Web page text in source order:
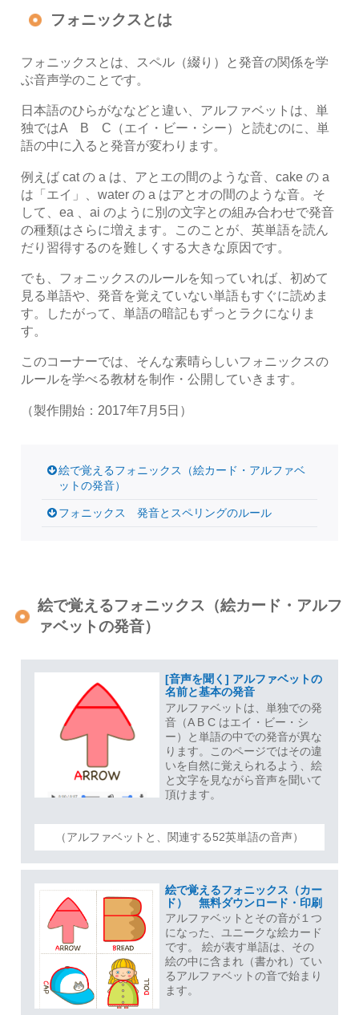
フォニックスとは
フォニックスとは、スペル（綴り）と発音の関係を学
ぶ音声学のことです。
日本語のひらがななどと違い、アルファベットは、単
独ではA B C（エイ・ビー・シー）と読むのに、単
語の中に入ると発音が変わります。
例えば cat の a は、アとエの間のような音、cake の a
は「エイ」、water の a はアとオの間のような音。そ
して、ea 、ai のように別の文字との組み合わせで発音
の種類はさらに増えます。このことが、英単語を読ん
だり習得するのを難しくする大きな原因です。
でも、フォニックスのルールを知っていれば、初めて
見る単語や、発音を覚えていない単語もすぐに読めま
す。したがって、単語の暗記もずっとラクになりま
す。
このコーナーでは、そんな素晴らしいフォニックスの
ルールを学べる教材を制作・公開していきます。
（製作開始：2017年7月5日）
絵で覚えるフォニックス（絵カード・アルファベ
ットの発音）
フォニックス 発音とスペリングのルール
絵で覚えるフォニックス（絵カード・アルフ
ァベットの発音）
[音声を聞く] アルファベットの
名前と基本の発音
アルファベットは、単独での発
音（A B C はエイ・ビー・シ
ー）と単語の中での発音が異な
ります。このページではその違
いを自然に覚えられるよう、絵
と文字を見ながら音声を聞いて
頂けます。
（アルファベットと、関連する52英単語の音声）
絵で覚えるフォニックス（カー
ド） 無料ダウンロード・印刷
アルファベットとその音が１つ
になった、ユニークな絵カード
です。 絵が表す単語は、その
絵の中に含まれ（書かれ）てい
るアルファベットの音で始まり
ます。